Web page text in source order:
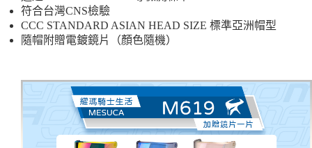
符合台灣CNS檢驗
CCC STANDARD ASIAN HEAD SIZE 標準亞洲帽型
隨帽附贈電鍍鏡片（顏色隨機）